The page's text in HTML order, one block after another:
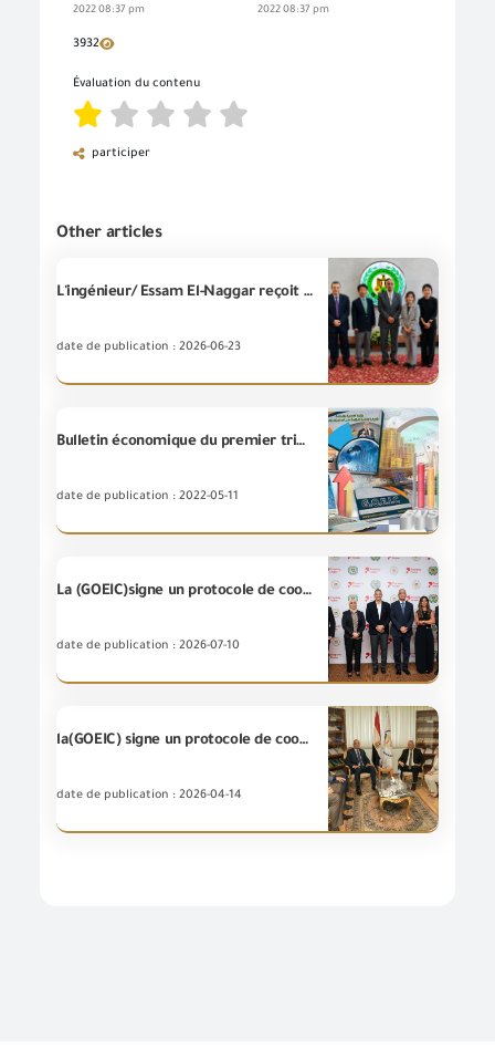
2022 08:37 pm 2022 08:37 pm
3932
Évaluation du contenu
participer
Other articles
L'ingénieur/ Essam El-Naggar reçoit l'Ambassadeur de la République de Corée pour poursuivre le projet de développement du système de gestion des risques a la (GOEIC).
date de publication : 2026-06-23
Bulletin économique du premier trimestre 2022
date de publication : 2022-05-11
La (GOEIC)signe un protocole de coopération avec la société "Property finder Egypt" pour soutenir la régulation du marché du courtage immobilier et renforcer les capacités des employés du secteur.
date de publication : 2026-07-10
la(GOEIC) signe un protocole de coopération avec l'Institut National de Planification .
date de publication : 2026-04-14